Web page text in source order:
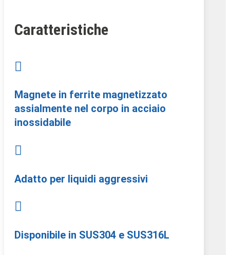
Caratteristiche

Magnete in ferrite magnetizzato
assialmente nel corpo in acciaio
inossidabile

Adatto per liquidi aggressivi

Disponibile in SUS304 e SUS316L